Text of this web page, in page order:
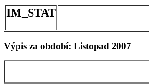
IM_STAT
Výpis za období: Listopad 2007